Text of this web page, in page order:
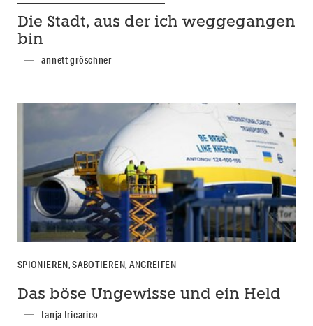
Die Stadt, aus der ich weggegangen
bin
annett gröschner
SPIONIEREN, SABOTIEREN, ANGREIFEN
Das böse Ungewisse und ein Held
tanja tricarico